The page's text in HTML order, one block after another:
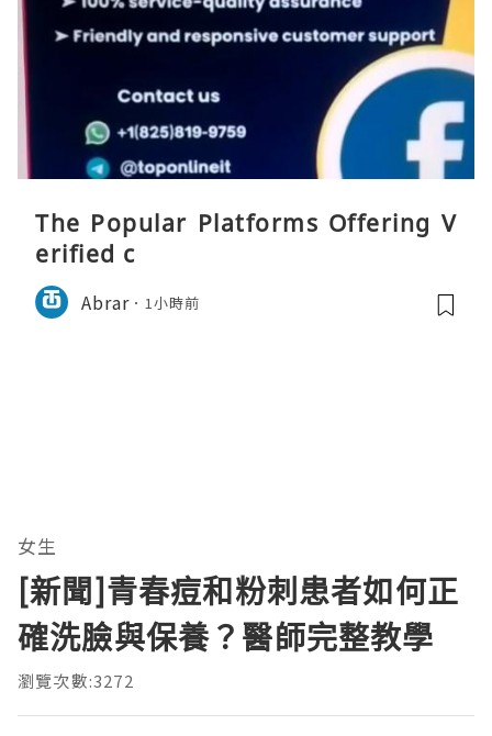
The Popular Platforms Offering V
erified c
Abrar 1小時前
女生
[新聞]青春痘和粉刺患者如何正
確洗臉與保養？醫師完整教學
瀏覽次數:3272